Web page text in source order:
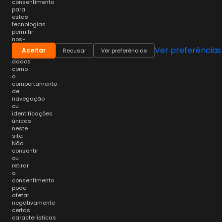
consentimento
para
estas
tecnologias
permitir-
nos-
á
processar
dados
como
o
comportamento
de
navegação
ou
identificações
únicas
neste
site.
Não
consentir
ou
retirar
o
consentimento
pode
afetar
negativamente
certas
características
Aceitar Recusar Ver preferências Ver preferências